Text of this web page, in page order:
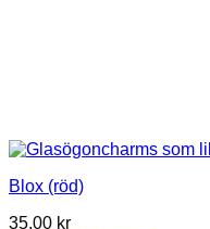
Blox (röd)
35,00 kr